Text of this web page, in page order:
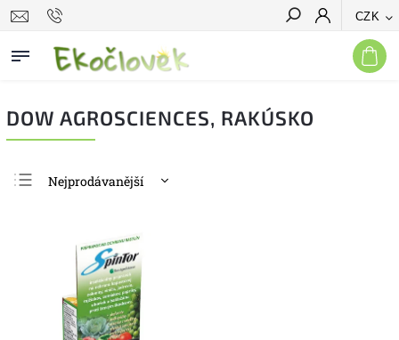
CZK
Hledat
DOW AGROSCIENCES, RAKÚSKO
Nejprodávanější
Abecedně